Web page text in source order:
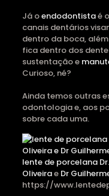
Já oendodontistaé
canais dentários
dentro da boca,
fica dentro dos
sustentação e
Curioso, né?
Ainda temos outras
odontologia e, aos
sobre cada uma.
lente de porcelana
Oliveirae Dr
https://